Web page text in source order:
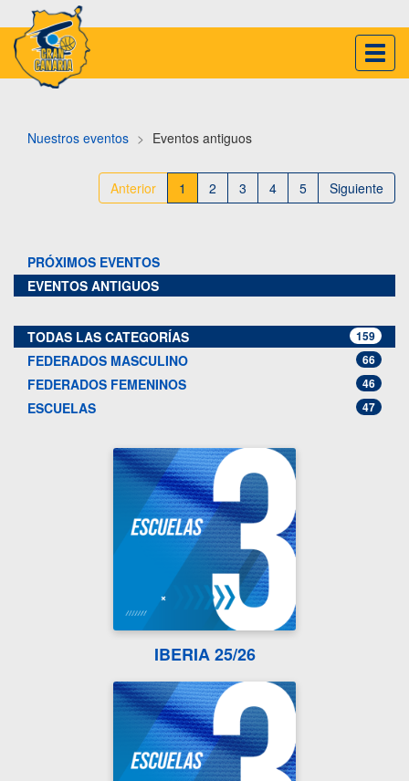
Nuestros eventos Eventos antiguos
Anterior 1 2 3 4 5 Siguiente
PRÓXIMOS EVENTOS
EVENTOS ANTIGUOS
TODAS LAS CATEGORÍAS 159
FEDERADOS MASCULINO 66
FEDERADOS FEMENINOS 46
ESCUELAS 47
IBERIA 25/26